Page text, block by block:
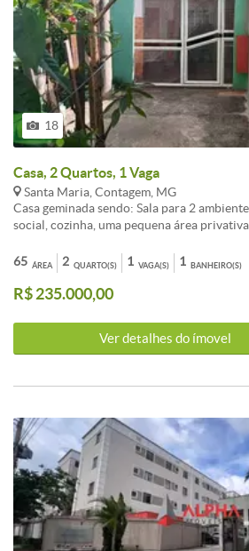
18
Casa, 2 Quartos, 1 Vaga
Santa Maria, Contagem, MG
Casa geminada sendo: Sala para 2
social, cozinha, uma pequena área
cerãmica, salão de festas, condomínio com
organizado. vaga demarcada. Imóvel
comércio, a linha de ônibus. Àgua individual.
ÁREA
65 QUARTO(S)
2 VAGA(S)
1 BANHEIRO(S)
1
R$ 235.000,00
Ver detalhes do ímovel